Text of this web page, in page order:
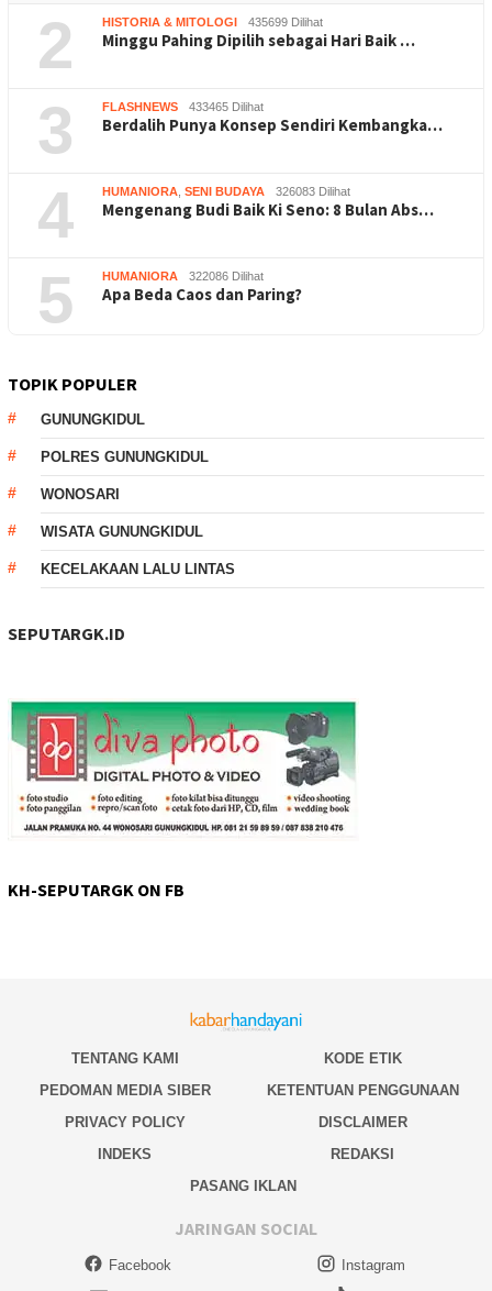
2 HISTORIA & MITOLOGI 435699 Dilihat
Minggu Pahing Dipilih sebagai Hari Baik …
3 FLASHNEWS 433465 Dilihat
Berdalih Punya Konsep Sendiri Kembangka…
4 HUMANIORA SENI BUDAYA 326083 Dilihat
Mengenang Budi Baik Ki Seno: 8 Bulan Abs…
5 HUMANIORA 322086 Dilihat
Apa Beda Caos dan Paring?
TOPIK POPULER
GUNUNGKIDUL
POLRES GUNUNGKIDUL
WONOSARI
WISATA GUNUNGKIDUL
KECELAKAAN LALU LINTAS
SEPUTARGK.ID
KH-SEPUTARGK ON FB
TENTANG KAMI
KODE ETIK
PEDOMAN MEDIA SIBER
KETENTUAN PENGGUNAAN
PRIVACY POLICY
DISCLAIMER
INDEKS
REDAKSI
PASANG IKLAN
JARINGAN SOCIAL
Facebook
Instagram